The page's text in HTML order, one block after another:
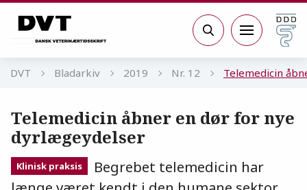
Søg
DVT Bladarkiv 2019 Nr. 12 Telemedicin
Telemedicin åbner en dør for nye
dyrlægeydelser
Klinisk praksis
Begrebet telemedicin har